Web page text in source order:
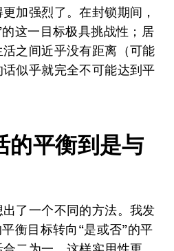
加强烈了。在封锁期间，
这一目标极具挑战性；居
之间近乎没有距离（可能
似乎就完全不可能达到平
的平衡到是与
了一个不同的方法。我发
衡目标转向“是或否”的平